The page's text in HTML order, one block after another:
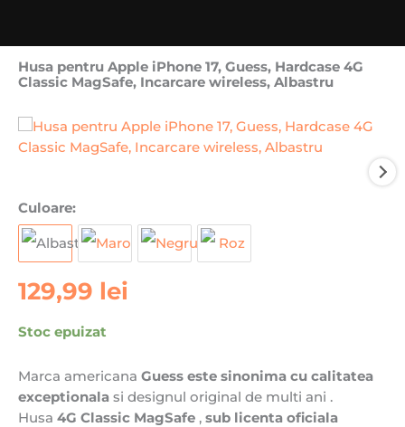
Husa pentru Apple iPhone 17, Guess, Hardcase 4G
Classic MagSafe, Incarcare wireless, Albastru
Culoare:
129,99 lei
Stoc epuizat
Marca americana Guess este sinonima cu calitatea
exceptionala si designul original de multi ani .
Husa 4G Classic MagSafe , sub licenta oficiala